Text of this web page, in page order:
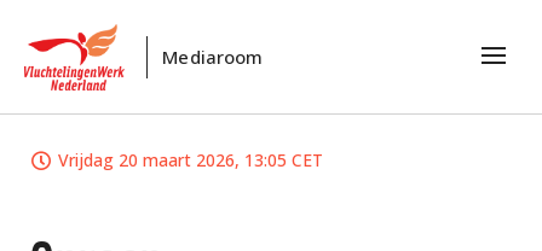
Mediaroom
Vrijdag 20 maart 2026, 13:05 CET